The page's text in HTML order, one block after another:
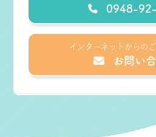
0948-
インターネットからの
お問い